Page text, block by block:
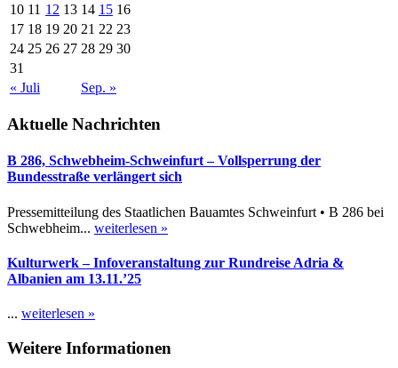
10 11 12 13 14 15 16
17 18 19 20 21 22 23
24 25 26 27 28 29 30
31
« Juli
Sep. »
Aktuelle Nachrichten
B 286, Schwebheim-Schweinfurt – Vollsperrung der
Bundesstraße verlängert sich
Pressemitteilung des Staatlichen Bauamtes Schweinfurt • B 286 bei
Schwebheim... weiterlesen »
Kulturwerk – Infoveranstaltung zur Rundreise Adria &
Albanien am 13.11.’25
... weiterlesen »
Weitere Informationen